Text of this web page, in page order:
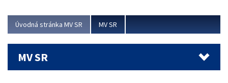
Úvodná stránka MV SR MV SR
MV SR